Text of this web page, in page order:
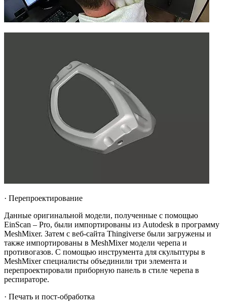
· Перепроектирование
Данные оригинальной модели, полученные с помощью
EinScan – Pro, были импортированы из Autodesk в программу
MeshMixer. Затем с веб-сайта Thingiverse были загружены и
также импортированы в MeshMixer модели черепа и
противогазов. С помощью инструмента для скульптуры в
MeshMixer специалисты объединили три элемента и
перепроектировали приборную панель в стиле черепа в
респираторе.
· Печать и пост-обработка